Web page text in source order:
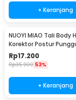
+ Keranjang
NUOYI MIAO Tali Body
Korektor Postur
Size - NY-15
Rp17.200
Rp35.900 53%
+ Keranjang